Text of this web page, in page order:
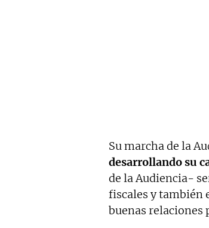
Su marcha de la
desarrollando su
de la Audiencia-
fiscales y también
buenas relaciones